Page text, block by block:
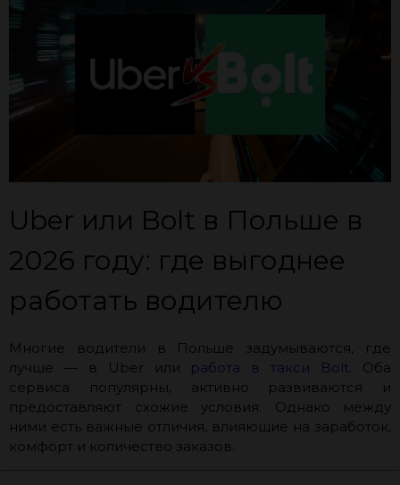
Uber или Bolt в Польше в
2026 году: где выгоднее
работать водителю
Многие водители в Польше задумываются, где
лучше — в Uber или работа в такси Bolt. Оба
сервиса популярны, активно развиваются и
предоставляют схожие условия. Однако между
ними есть важные отличия, влияющие на заработок,
комфорт и количество заказов.